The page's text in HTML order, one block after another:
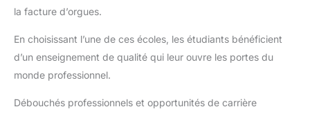
la facture d’orgues.
En choisissant l’une de ces écoles, les étudiants bénéficient
d’un enseignement de qualité qui leur ouvre les portes du
monde professionnel.
Débouchés professionnels et opportunités de carrière